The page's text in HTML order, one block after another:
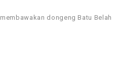
membawakan dongeng Batu